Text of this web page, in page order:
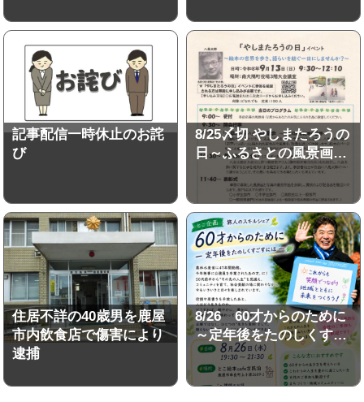
記事配信一時休止のお詫
び
8/25〆切 やしまたろうの
日～ふるさとの風景画…
住居不詳の40歳男を鹿屋
市内飲食店で傷害により
逮捕
8/26 60才からのために
～定年後をたのしくす…